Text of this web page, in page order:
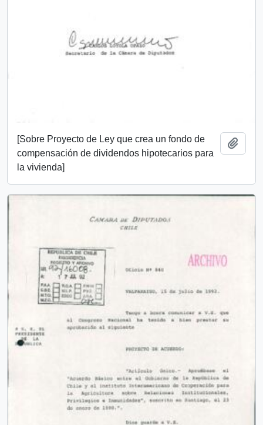
[Sobre Proyecto de Ley que crea un fondo de
compensación de dividendos hipotecarios para
la vivienda]